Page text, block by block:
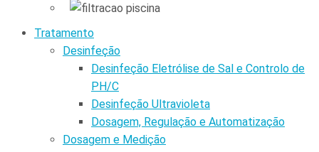
Tratamento
Desinfeção
Desinfeção Eletrólise de Sal e Controlo de
PH/C
Desinfeção Ultravioleta
Dosagem, Regulação e Automatização
Dosagem e Medição